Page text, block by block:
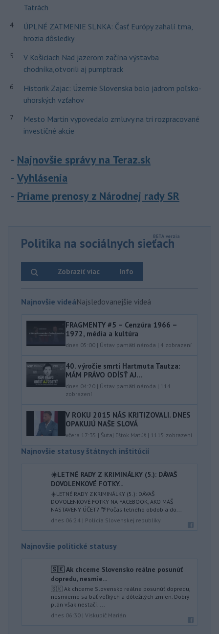
Tatrách
4
ÚPLNÉ ZATMENIE SLNKA: Časť Európy zahalí tma,
hrozia dôsledky
5
V Košiciach Nad jazerom začína výstavba
chodníka,otvorili aj pumptrack
6
Historik Zajac: Územie Slovenska bolo jadrom poľsko-
uhorských vzťahov
7
Mesto Martin vypovedalo zmluvy na tri rozpracované
investičné akcie
Najnovšie správy na Teraz.sk
Vyhlásenia
Priame prenosy z Národnej rady SR
Politika na sociálnych sieťach
Info
Zobraziť viac
Najnovšie videáNajsledovanejšie videá
FRAGMENTY #5 – Cenzúra 1966 –
1972, média a kultúra
dnes 05:00 | Ústav pamäti národa | 4 zobrazení
40.⁠ ⁠výročie smrti Hartmuta Tautza:
MÁM PRÁVO ODÍSŤ AJ...
dnes 04:20 | Ústav pamäti národa | 114
zobrazení
V ROKU 2015 NÁS KRITIZOVALI. DNES
OPAKUJÚ NAŠE SLOVÁ
včera 17:35 | Šutaj Eštok Matúš | 1115 zobrazení
Najnovšie statusy štátnych inštitúcií
☀️LETNÉ RADY Z KRIMINÁLKY (5.): DÁVAŠ
DOVOLENKOVÉ FOTKY...
☀️LETNÉ RADY Z KRIMINÁLKY (5.): DÁVAŠ
DOVOLENKOVÉ FOTKY NA FACEBOOK, AKO MÁŠ
NASTAVENÝ ÚČET? 🌴Počas letného obdobia do...
dnes 06:24 | Polícia Slovenskej republiky
Najnovšie politické statusy
🇸🇰 Ak chceme Slovensko reálne posunúť
dopredu, nesmie...
🇸🇰 Ak chceme Slovensko reálne posunúť dopredu,
nesmieme sa báť veľkých a dôležitých zmien. Dobrý
plán však nestačí. ...
dnes 06:30 | Viskupič Marián